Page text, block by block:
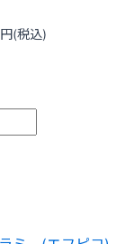
円(税込)